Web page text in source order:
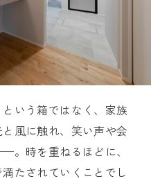
いう箱ではなく、家族
風に触れ、笑い声や会
。時を重ねるほどに、
たされていくことでし